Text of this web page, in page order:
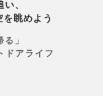
、
眺めよう
」
ドアライフ